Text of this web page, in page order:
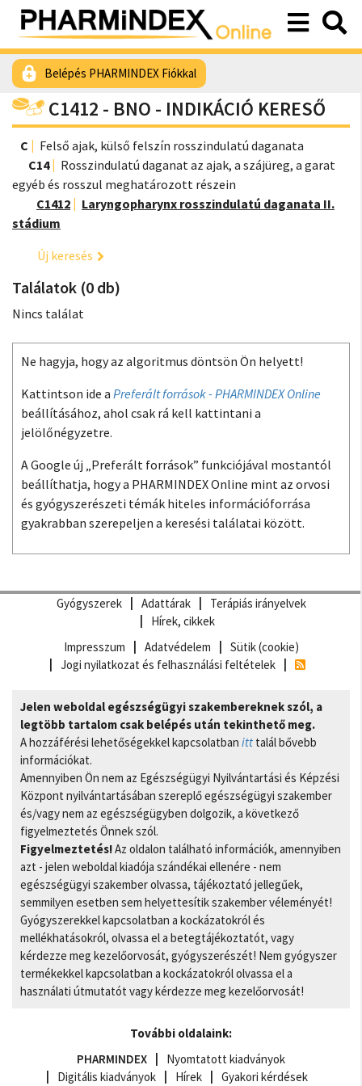
Belépés PHARMINDEX Fiókkal
C1412 - BNO - INDIKÁCIÓ KERESŐ
C
Felső ajak, külső felszín rosszindulatú daganata
C14
Rosszindulatú daganat az ajak, a szájüreg, a garat
egyéb és rosszul meghatározott részein
C1412
Laryngopharynx rosszindulatú daganata II.
stádium
Új keresés
Találatok (0 db)
Nincs találat
Ne hagyja, hogy az algoritmus döntsön Ön helyett!
Kattintson ide a Preferált források - PHARMINDEX Online
beállításához, ahol csak rá kell kattintani a
jelölőnégyzetre.
A Google új „Preferált források” funkciójával mostantól
beállíthatja, hogy a PHARMINDEX Online mint az orvosi
és gyógyszerészeti témák hiteles információforrása
gyakrabban szerepeljen a keresési találatai között.
Gyógyszerek Adattárak
Terápiás irányelvek
Hírek, cikkek
Impresszum
Adatvédelem
Sütik (cookie)
Jogi nyilatkozat és felhasználási feltételek
Jelen weboldal egészségügyi szakembereknek szól, a
legtöbb tartalom csak belépés után tekinthető meg.
A hozzáférési lehetőségekkel kapcsolatban itt talál bővebb
információkat.
Amennyiben Ön nem az Egészségügyi Nyilvántartási és Képzési
Központ nyilvántartásában szereplő egészségügyi szakember
és/vagy nem az egészségügyben dolgozik, a következő
figyelmeztetés Önnek szól.
Figyelmeztetés!Az oldalon található információk, amennyiben
azt - jelen weboldal kiadója szándékai ellenére - nem
egészségügyi szakember olvassa, tájékoztató jellegűek,
semmilyen esetben sem helyettesítik szakember véleményét!
Gyógyszerekkel kapcsolatban a kockázatokról és
mellékhatásokról, olvassa el a betegtájékoztatót, vagy
kérdezze meg kezelőorvosát, gyógyszerészét! Nem gyógyszer
termékekkel kapcsolatban a kockázatokról olvassa el a
használati útmutatót vagy kérdezze meg kezelőorvosát!
További oldalaink:
PHARMINDEX
Nyomtatott kiadványok
Digitális kiadványok
Hírek Gyakori kérdések